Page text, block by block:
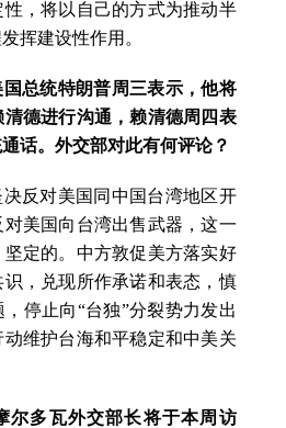
，将以自己的方式为推动半
挥建设性作用。
总统特朗普周三表示，他将
德进行沟通，赖清德周四表
话。外交部对此有何评论？
反对美国同中国台湾地区开
美国向台湾出售武器，这一
定的。中方敦促美方落实好
，兑现所作承诺和表态，慎
停止向“台独”分裂势力发出
维护台海和平稳定和中美关
尔多瓦外交部长将于本周访